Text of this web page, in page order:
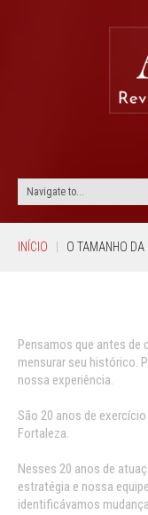
INÍCIO O TAMANHO
Pensamos que antes
mensurar seu histórico.
nossa experiência.
São 20 anos de
Fortaleza.
Nesses 20 anos de
estratégia e nossa
identificávamos